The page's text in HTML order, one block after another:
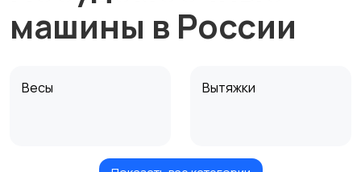
машины в России
Весы Вытяжки